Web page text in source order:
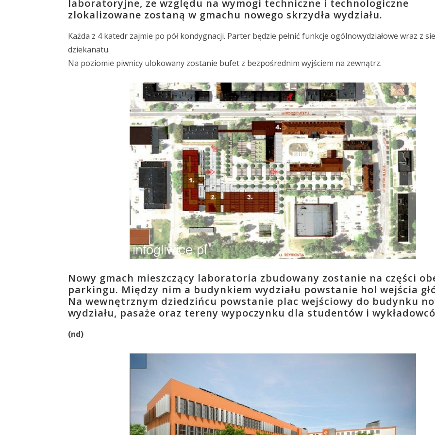
laboratoryjne, ze względu na wymogi techniczne i technologiczne
zlokalizowane zostaną w gmachu nowego skrzydła wydziału.
Każda z 4 katedr zajmie po pół kondygnacji. Parter będzie pełnić funkcje ogólnowydziałowe wraz z
dziekanatu.
Na poziomie piwnicy ulokowany zostanie bufet z bezpośrednim wyjściem na zewnątrz.
Nowy gmach mieszczący laboratoria zbudowany zostanie na części
parkingu. Między nim a budynkiem wydziału powstanie hol wejścia
Na wewnętrznym dziedzińcu powstanie plac wejściowy do budynku
wydziału, pasaże oraz tereny wypoczynku dla studentów i
(nd)